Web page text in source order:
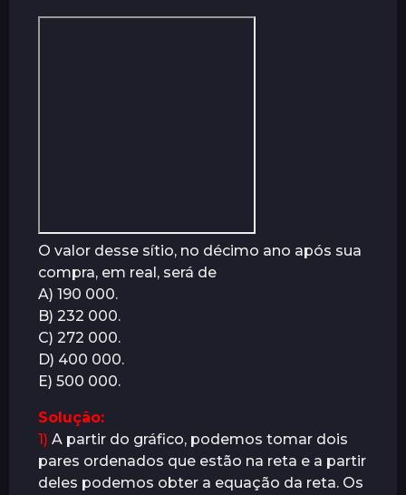
O valor desse sítio, no décimo ano após sua
compra, em real, será de
A) 190 000.
B) 232 000.
C) 272 000.
D) 400 000.
E) 500 000.
Solução:
1) A partir do gráfico, podemos tomar dois
pares ordenados que estão na reta e a partir
deles podemos obter a equação da reta. Os